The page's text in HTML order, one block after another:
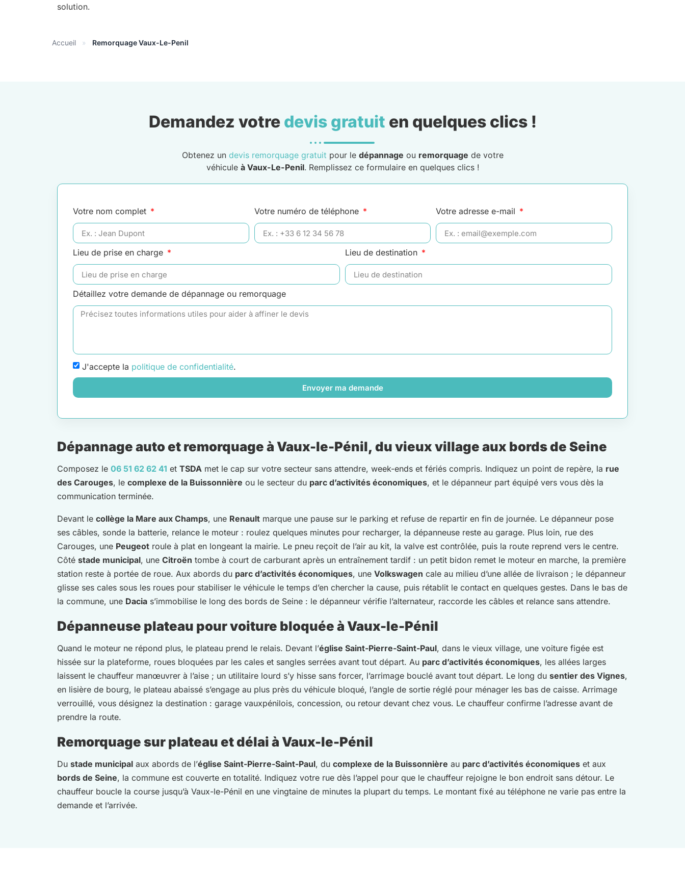
solution.
Accueil » Remorquage Vaux-Le-Penil
Demandez votre devis gratuit en quelques clics !
Obtenez un devis remorquage gratuit pour le dépannage ou remorquage de votre
véhicule à Vaux-Le-Penil. Remplissez ce formulaire en quelques clics !
Votre nom complet Votre numéro de téléphone Votre adresse e-mail
Lieu de prise en charge Lieu de destination
Détaillez votre demande de dépannage ou remorquage
J'accepte la politique de confidentialité.
Envoyer ma demande
Dépannage auto et remorquage à Vaux-le-Pénil, du vieux village aux bords de Seine
Composez le 06 51 62 62 41 et TSDA met le cap sur votre secteur sans attendre, week-ends et fériés compris. Indiquez un point de repère, la rue
des Carouges, le complexe de la Buissonnière ou le secteur du parc d’activités économiques, et le dépanneur part équipé vers vous dès la
communication terminée.
Devant le collège la Mare aux Champs, une Renault marque une pause sur le parking et refuse de repartir en fin de journée. Le dépanneur pose
ses câbles, sonde la batterie, relance le moteur : roulez quelques minutes pour recharger, la dépanneuse reste au garage. Plus loin, rue des
Carouges, une Peugeot roule à plat en longeant la mairie. Le pneu reçoit de l’air au kit, la valve est contrôlée, puis la route reprend vers le centre.
Côté stade municipal, une Citroën tombe à court de carburant après un entraînement tardif : un petit bidon remet le moteur en marche, la première
station reste à portée de roue. Aux abords du parc d’activités économiques, une Volkswagen cale au milieu d’une allée de livraison ; le dépanneur
glisse ses cales sous les roues pour stabiliser le véhicule le temps d’en chercher la cause, puis rétablit le contact en quelques gestes. Dans le bas de
la commune, une Dacia s’immobilise le long des bords de Seine : le dépanneur vérifie l’alternateur, raccorde les câbles et relance sans attendre.
Dépanneuse plateau pour voiture bloquée à Vaux-le-Pénil
Quand le moteur ne répond plus, le plateau prend le relais. Devant l’église Saint-Pierre-Saint-Paul, dans le vieux village, une voiture figée est
hissée sur la plateforme, roues bloquées par les cales et sangles serrées avant tout départ. Au parc d’activités économiques, les allées larges
laissent le chauffeur manœuvrer à l’aise ; un utilitaire lourd s’y hisse sans forcer, l’arrimage bouclé avant tout départ. Le long du sentier des Vignes,
en lisière de bourg, le plateau abaissé s’engage au plus près du véhicule bloqué, l’angle de sortie réglé pour ménager les bas de caisse. Arrimage
verrouillé, vous désignez la destination : garage vauxpénilois, concession, ou retour devant chez vous. Le chauffeur confirme l’adresse avant de
prendre la route.
Remorquage sur plateau et délai à Vaux-le-Pénil
Du stade municipal aux abords de l’église Saint-Pierre-Saint-Paul, du complexe de la Buissonnière au parc d’activités économiques et aux
bords de Seine, la commune est couverte en totalité. Indiquez votre rue dès l’appel pour que le chauffeur rejoigne le bon endroit sans détour. Le
chauffeur boucle la course jusqu’à Vaux-le-Pénil en une vingtaine de minutes la plupart du temps. Le montant fixé au téléphone ne varie pas entre la
demande et l’arrivée.